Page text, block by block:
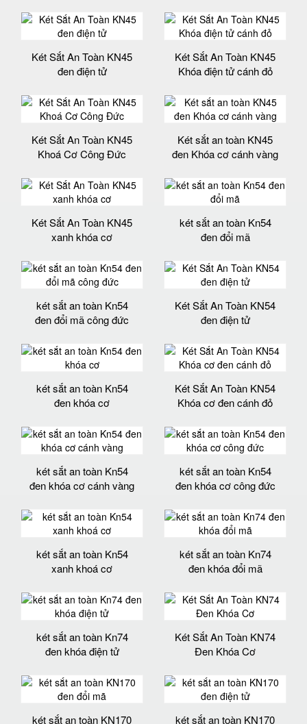
Két Sắt An Toàn KN45
đen điện tử
Két Sắt An Toàn KN45
Khóa điện tử cánh đỏ
Két Sắt An Toàn KN45
Khoá Cơ Công Đức
Két sắt an toàn KN45
đen Khóa cơ cánh vàng
Két Sắt An Toàn KN45
xanh khóa cơ
két sắt an toàn Kn54
đen đổi mã
két sắt an toàn Kn54
đen đổi mã công đức
Két Sắt An Toàn KN54
đen điện tử
két sắt an toàn Kn54
đen khóa cơ
Két Sắt An Toàn KN54
Khóa cơ đen cánh đỏ
két sắt an toàn Kn54
đen khóa cơ cánh vàng
két sắt an toàn Kn54
đen khóa cơ công đức
két sắt an toàn Kn54
xanh khoá cơ
két sắt an toàn Kn74
đen khóa đổi mã
két sắt an toàn Kn74
đen khóa điện tử
Két Sắt An Toàn KN74
Đen Khóa Cơ
két sắt an toàn KN170
két sắt an toàn KN170